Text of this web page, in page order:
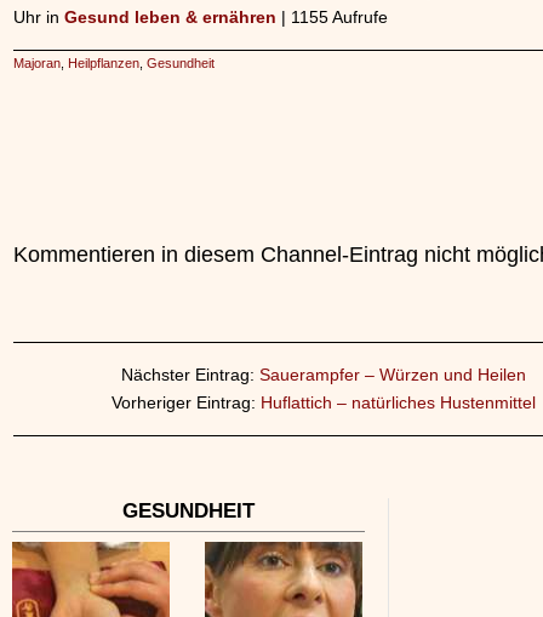
Uhr in Gesund leben & ernähren | 1155 Aufrufe
Majoran Heilpflanzen Gesundheit
Kommentieren in diesem Channel-Eintrag nicht
Nächster Eintrag: Sauerampfer – Würzen und Heilen
Vorheriger Eintrag: Huflattich – natürliches Hustenmittel
GESUNDHEIT